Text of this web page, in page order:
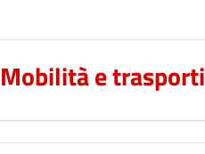
Mobilità e trasporti